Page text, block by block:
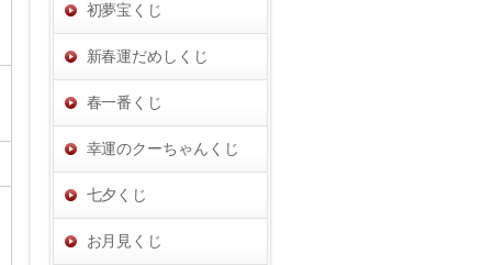
初夢宝くじ
新春運だめしくじ
春一番くじ
幸運のクーちゃんくじ
七夕くじ
お月見くじ